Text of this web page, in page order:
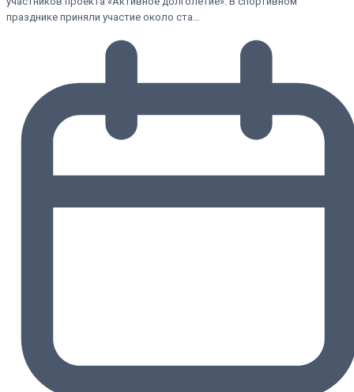
празднике приняли участие около ста…